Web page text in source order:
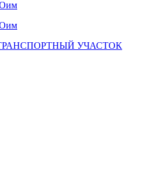
УЧАСТОК